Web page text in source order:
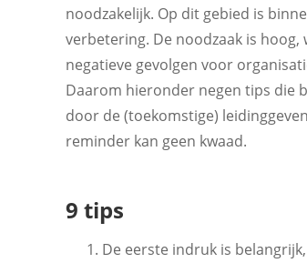
noodzakelijk. Op dit gebied is
verbetering. De noodzaak is
negatieve gevolgen voor
Daarom hieronder negen tips die
door de (toekomstige)
reminder kan geen kwaad.
9 tips
De eerste indruk is